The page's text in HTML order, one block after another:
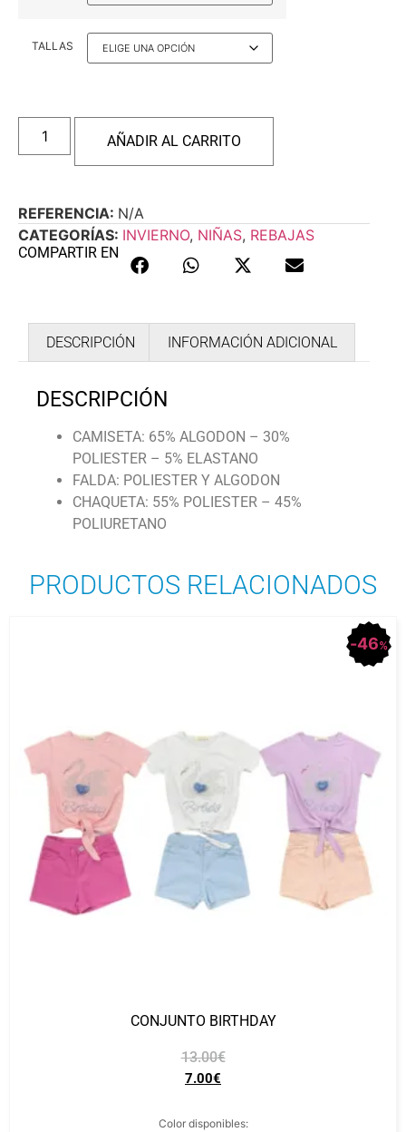
TALLAS
AÑADIR AL CARRITO
REFERENCIA: N/A
CATEGORÍAS: INVIERNO, NIÑAS, REBAJAS
COMPARTIR EN
DESCRIPCIÓN INFORMACIÓN ADICIONAL
DESCRIPCIÓN
CAMISETA: 65% ALGODON – 30%
POLIESTER – 5% ELASTANO
FALDA: POLIESTER Y ALGODON
CHAQUETA: 55% POLIESTER – 45%
POLIURETANO
PRODUCTOS RELACIONADOS
46%
CONJUNTO BIRTHDAY
13.00€
7.00€
Color disponibles: